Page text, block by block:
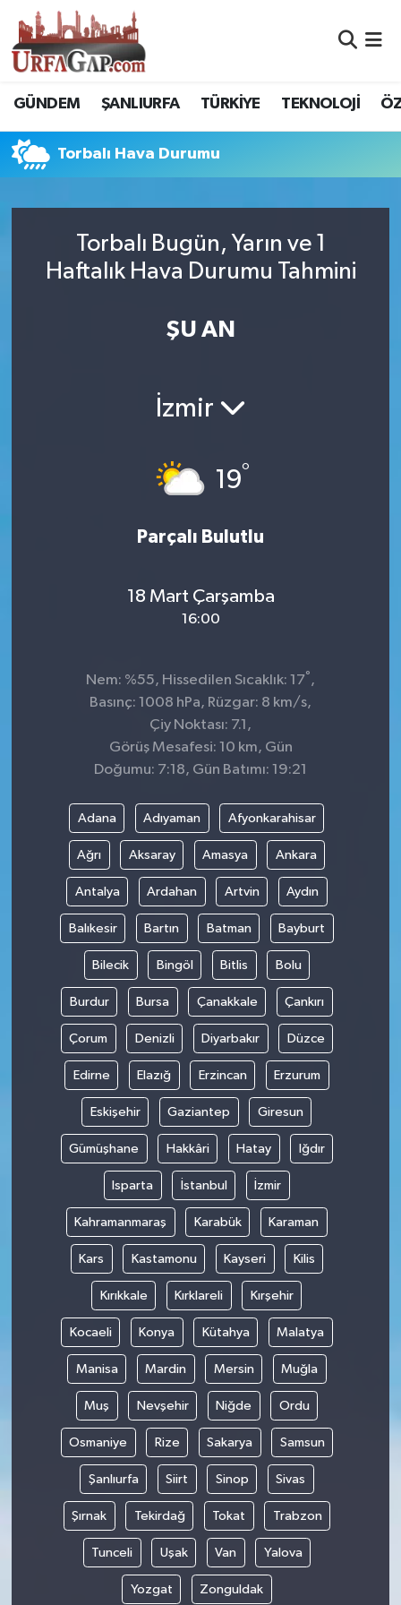
GÜNDEM ŞANLIURFA TÜRKİYE TEKNOLOJİ
Torbalı Hava Durumu
Torbalı Bugün, Yarın ve 1
Haftalık Hava Durumu Tahmini
ŞU AN
İzmir
19°
Parçalı Bulutlu
18 Mart Çarşamba
16:00
Nem: %55, Hissedilen Sıcaklık: 17° ,
Basınç: 1008 hPa, Rüzgar: 8 km/s,
Çiy Noktası: 7.1,
Görüş Mesafesi: 10 km, Gün
Doğumu: 7:18, Gün Batımı: 19:21
Adana Adıyaman Afyonkarahisar
Ağrı Aksaray Amasya Ankara
Antalya Ardahan Artvin Aydın
Balıkesir Bartın Batman Bayburt
Bilecik Bingöl Bitlis Bolu
Burdur Bursa Çanakkale Çankırı
Çorum Denizli Diyarbakır Düzce
Edirne Elazığ Erzincan Erzurum
Eskişehir Gaziantep Giresun
Gümüşhane Hakkâri Hatay Iğdır
Isparta İstanbul İzmir
Kahramanmaraş Karabük Karaman
Kars Kastamonu Kayseri Kilis
Kırıkkale Kırklareli Kırşehir
Kocaeli Konya Kütahya Malatya
Manisa Mardin Mersin Muğla
Muş Nevşehir Niğde Ordu
Osmaniye Rize Sakarya Samsun
Şanlıurfa Siirt Sinop Sivas
Şırnak Tekirdağ Tokat Trabzon
Tunceli Uşak Van Yalova
Yozgat Zonguldak
Nöbetçi Eczaneler
Hava Durumu
Namaz Vakitleri
Trafik Durumu
Süper Lig Puan Durumu ve Fikstür
Son Dakika Haberleri